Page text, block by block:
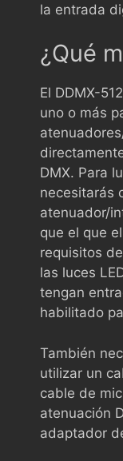
la entrada
¿Qué
El DDMX-
uno o más
DMX. Para
necesitarás
atenuador/
que el que
requisitos
las luces
tengan
habilitado
También
utilizar un
cable de
atenuación
adaptador